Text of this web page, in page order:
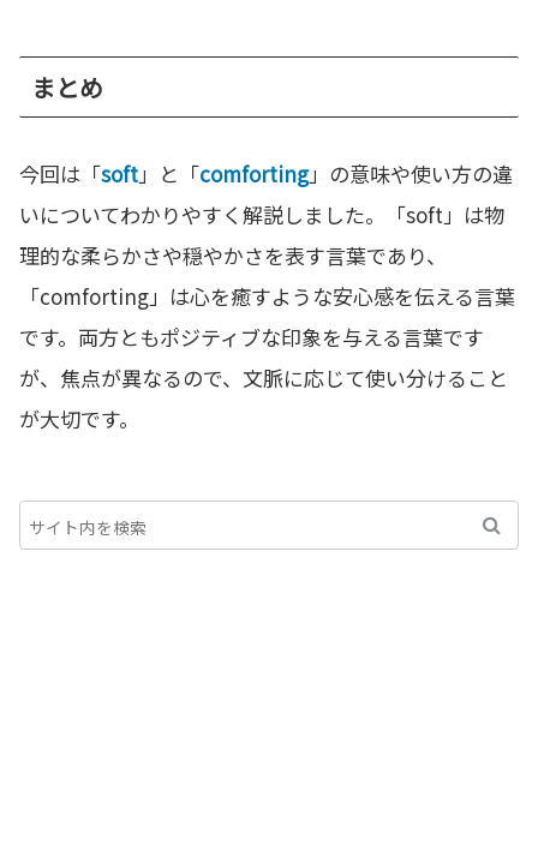
まとめ
今回は「soft」と「comforting」の意味や使い方の違
いについてわかりやすく解説しました。「soft」は物
理的な柔らかさや穏やかさを表す言葉であり、
「comforting」は心を癒すような安心感を伝える言葉
です。両方ともポジティブな印象を与える言葉です
が、焦点が異なるので、文脈に応じて使い分けること
が大切です。